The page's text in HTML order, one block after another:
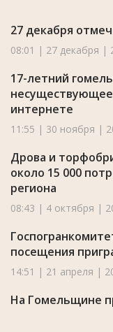
27 декабря
08:01 | 27 декабря |
17-летний
несуществующее
интернете
11:55 | 30 ноября |
Дрова и
около 15 000
региона
08:43 | 4 октября |
посещения
14:51 | 21 апреля |
На Гомельщине